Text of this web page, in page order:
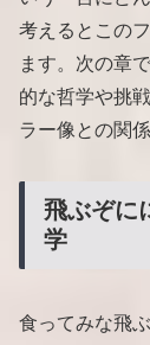
考えるとこの
ます。次の章
的な哲学や挑
ラー像との関
飛ぶぞに
学
食ってみな飛